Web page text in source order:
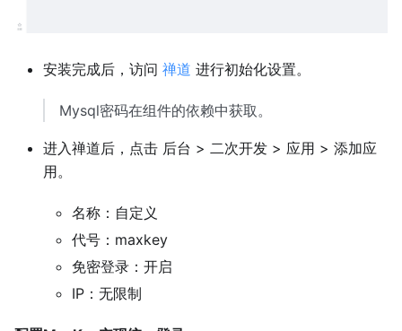
安装完成后，访问 禅道 进行初始化设置。
Mysql密码在组件的依赖中获取。
进入禅道后，点击 后台 > 二次开发 > 应用 > 添加应
用。
名称：自定义
代号：maxkey
免密登录：开启
IP：无限制